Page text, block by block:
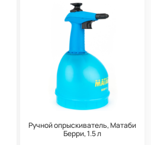
Ручной опрыскиватель, Матаби
Берри, 1.5 л